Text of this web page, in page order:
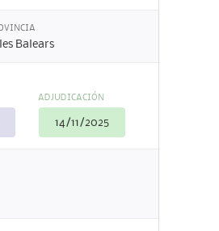
Balears
ADJUDICACIÓN
14/11/2025